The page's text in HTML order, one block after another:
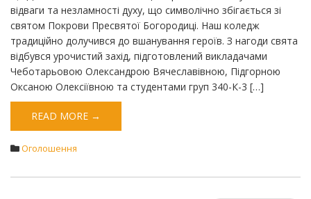
відваги та незламності духу, що символічно збігається зі
святом Покрови Пресвятої Богородиці. Наш коледж
традиційно долучився до вшанування героїв. З нагоди свята
відбувся урочистий захід, підготовлений викладачами
Чеботарьовою Олександрою Вячеславівною, Підгорною
Оксаною Олексіївною та студентами груп 340-К-3 […]
READ MORE →
Оголошення